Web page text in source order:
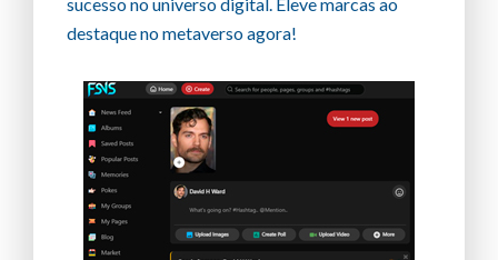
destaque no metaverso agora!